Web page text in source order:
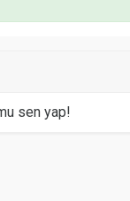
sen yap!